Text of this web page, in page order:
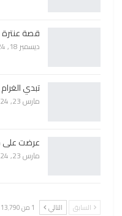
قصة عنترة
ديسمبر 18, 2024
تبدي
مارس 23, 2024
عرضت على
مارس 23, 2024
السابق التالي 1 من 13٬790